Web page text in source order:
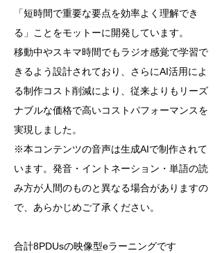
「短時間で重要な要点を効率よく理解でき
る」ことをモットーに開発しています。
移動中やスキマ時間でもラジオ感覚で学習で
きるよう設計されており、さらにAI活用によ
る制作コスト削減により、従来よりもリーズ
ナブルな価格で高いコストパフォーマンスを
実現しました。
※本コンテンツの音声は生成AIで制作されて
います。発音・イントネーション・単語の読
み方が人間のものと異なる場合がありますの
で、あらかじめご了承ください。
合計8PDUsの映像型eラーニングです